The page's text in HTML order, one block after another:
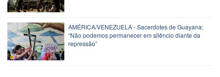
AMÉRICA/VENEZUELA - Sacerdotes de Guayana:
“Não podemos permanecer em silêncio diante da
repressão”